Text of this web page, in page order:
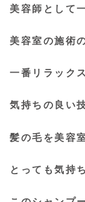
美容師として
美容室の施術
一番リラック
気持ちの良い
髪の毛を美容
とっても気持